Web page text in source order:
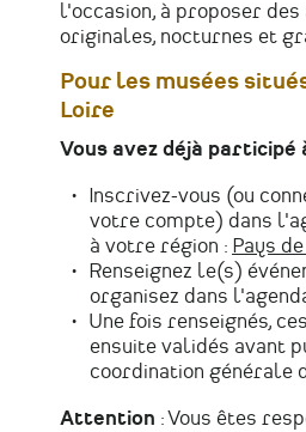
l'occasion, à proposer des
originales, nocturnes et
Pour les musées
Loire
Vous avez déjà
Inscrivez-vous (ou
votre compte) dans
à votre région : Pays
Renseignez le(s)
organisez dans
Une fois renseignés,
ensuite validés avant
coordination générale
Attention : Vous êtes